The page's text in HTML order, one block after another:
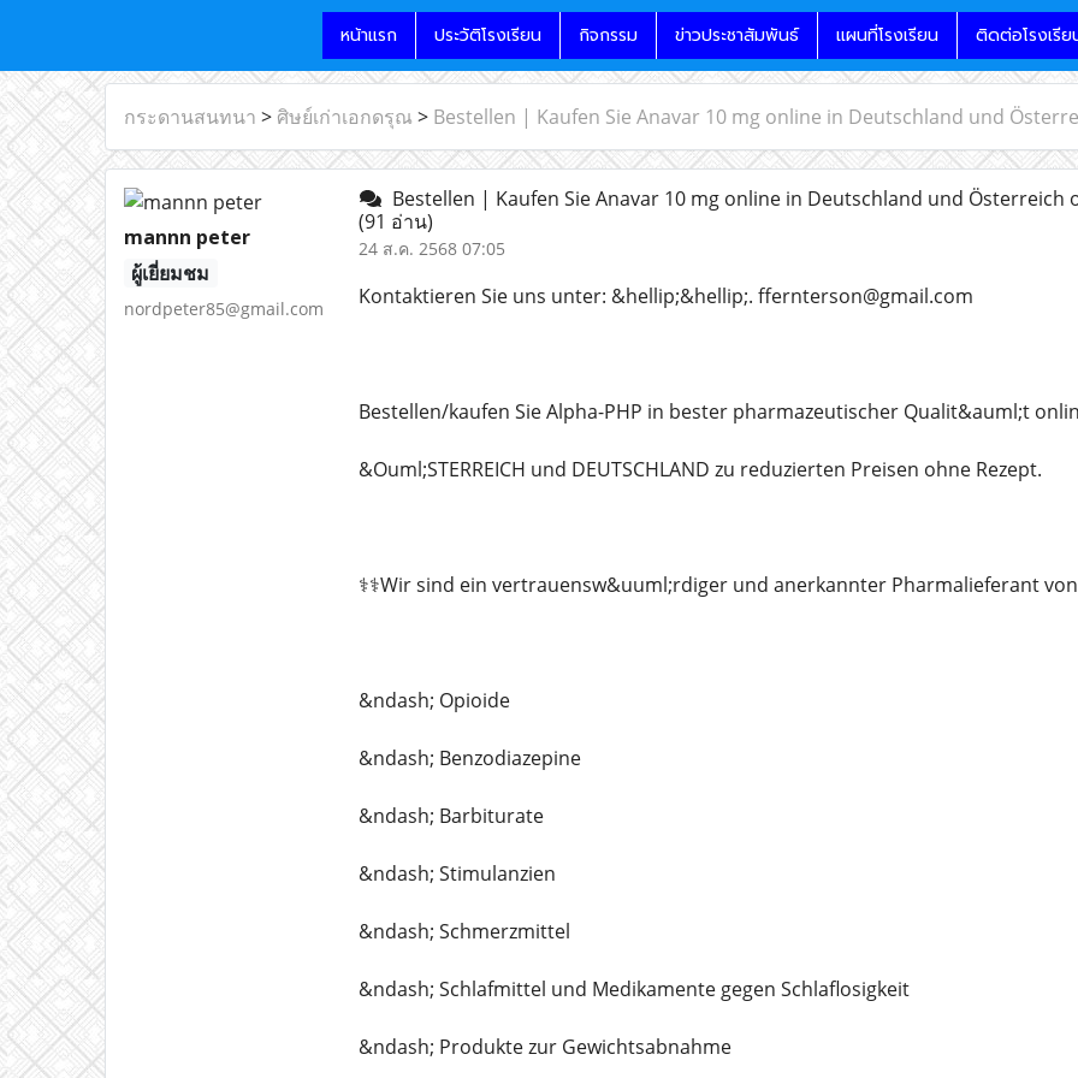
หน้าแรก ประวัติโรงเรียน กิจกรรม ข่าวประชาสัมพันธ์ แผนที่โรงเรียน ติดต่อโรงเรีย
กระดานสนทนา > ศิษย์เก่าเอกดรุณ > Bestellen | Kaufen Sie Anavar 10 mg online in Deutschland und
mannn peter
ผู้เยี่ยมชม
nordpeter85@gmail.com
Bestellen | Kaufen Sie Anavar 10 mg online in Deutschland und Österreich
(91 อ่าน)
24 ส.ค. 2568 07:05
Kontaktieren Sie uns unter: &hellip;&hellip;. ffernterson@gmail.com
Bestellen/kaufen Sie Alpha-PHP in bester pharmazeutischer Qualit&auml;t
&Ouml;STERREICH und DEUTSCHLAND zu reduzierten Preisen ohne Rezept.
⚕️⚕️Wir sind ein vertrauensw&uuml;rdiger und anerkannter Pharmalieferant
&ndash; Opioide
&ndash; Benzodiazepine
&ndash; Barbiturate
&ndash; Stimulanzien
&ndash; Schmerzmittel
&ndash; Schlafmittel und Medikamente gegen Schlaflosigkeit
&ndash; Produkte zur Gewichtsabnahme